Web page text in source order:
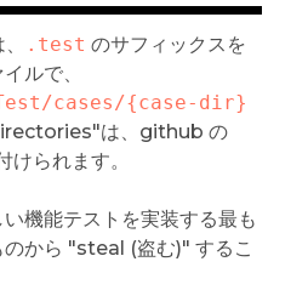
.test のサフィックスを
ルで、
cases/{case-dir}
は、github の
られます。
機能テストを実装する最も
から "steal (盗む)" するこ